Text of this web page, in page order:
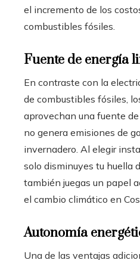
el incremento de los
combustibles fósiles.
Fuente de energía
En contraste con la
de combustibles fósiles,
aprovechan una fuente
no genera emisiones de
invernadero. Al elegir
solo disminuyes tu huella
también juegas un papel
el cambio climático en
Autonomía
Una de las ventajas